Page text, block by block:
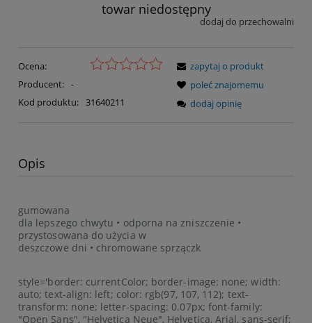
towar niedostępny
dodaj do przechowalni
Ocena:
Producent: -
Kod produktu: 31640211
zapytaj o produkt
poleć znajomemu
dodaj opinię
Opis
gumowana
dla lepszego chwytu • odporna na zniszczenie •
przystosowana do użycia w
deszczowe dni • chromowane sprzączk
style='border: currentColor; border-image: none; width:
auto; text-align: left; color: rgb(97, 107, 112); text-
transform: none; letter-spacing: 0.07px; font-family:
"Open Sans", "Helvetica Neue", Helvetica, Arial, sans-serif;